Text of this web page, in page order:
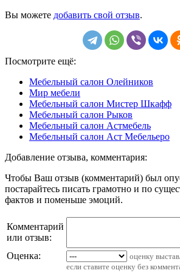
Вы можете добавить свой отзыв.
Посмотрите ещё:
Мебельный салон Олейников
Мир мебели
Мебельный салон Мистер Шкафф
Мебельный салон Рыков
Мебельный салон Астмебель
Мебельный салон Аст Мебельеро
Добавление отзыва, комментария:
Чтобы Ваш отзыв (комментарий) был
постарайтесь писать грамотно и по
фактов и поменьше эмоций.
Комментарий
или отзыв:
Оценка:
оценку
если ставите оценку без